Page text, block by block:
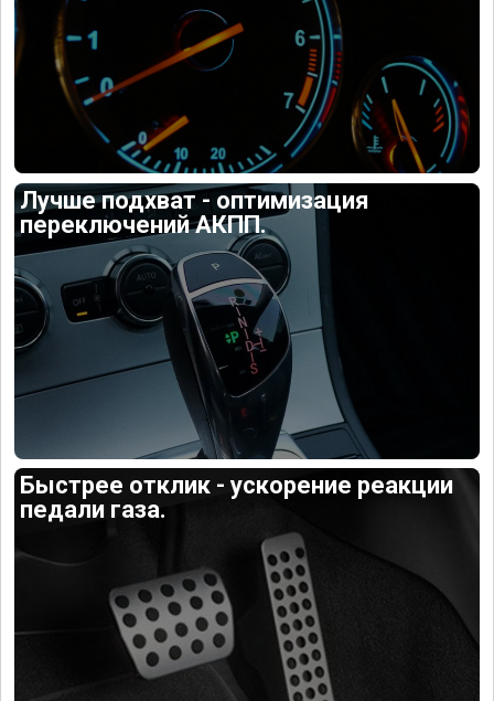
Лучше подхват - оптимизация
переключений АКПП.
Быстрее отклик - ускорение реакции
педали газа.